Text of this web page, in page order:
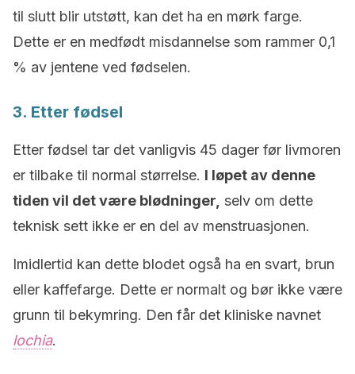
til slutt blir utstøtt, kan det ha en mørk farge.
Dette er en medfødt misdannelse som rammer 0,1
% av jentene ved fødselen.
3. Etter fødsel
Etter fødsel tar det vanligvis 45 dager før livmoren
er tilbake til normal størrelse. I løpet av denne
tiden vil det være blødninger, selv om dette
teknisk sett ikke er en del av menstruasjonen.
Imidlertid kan dette blodet også ha en svart, brun
eller kaffefarge. Dette er normalt og bør ikke være
grunn til bekymring. Den får det kliniske navnet
lochia.